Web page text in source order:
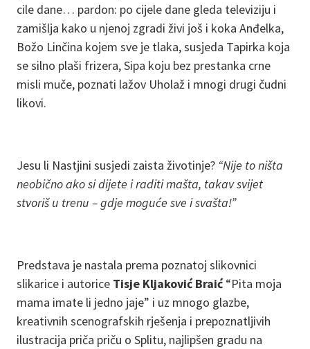
cile dane… pardon: po cijele dane gleda televiziju i
zamišlja kako u njenoj zgradi živi još i koka Anđelka,
Božo Linčina kojem sve je tlaka, susjeda Tapirka koja
se silno plaši frizera, Sipa koju bez prestanka crne
misli muče, poznati lažov Uholaž i mnogi drugi čudni
likovi.
Jesu li Nastjini susjedi zaista životinje? “Nije to ništa
neobično ako si dijete i raditi mašta, takav svijet
stvoriš u trenu – gdje moguće sve i svašta!”
Predstava je nastala prema poznatoj slikovnici
slikarice i autorice Tisje Kljaković Braić“Pita moja
mama imate li jedno jaje” i uz mnogo glazbe,
kreativnih scenografskih rješenja i prepoznatljivih
ilustracija priča priču o Splitu, najlipšen gradu na